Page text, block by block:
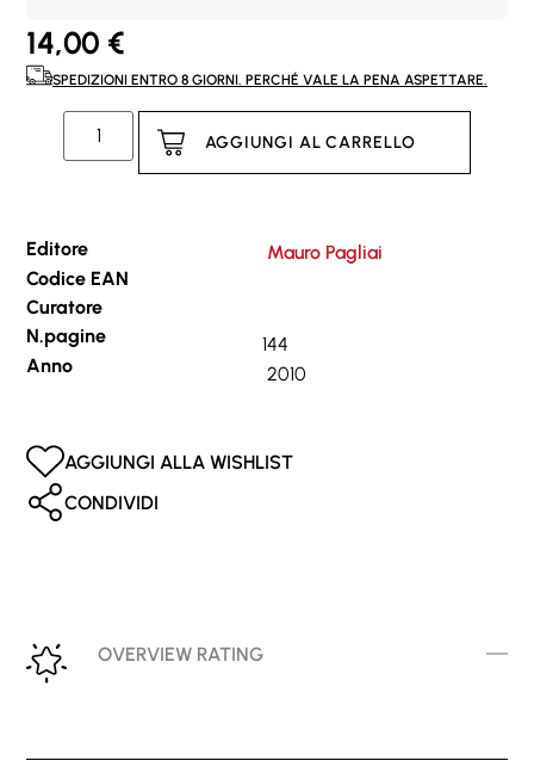
14,00 €
SPEDIZIONI ENTRO 8 GIORNI. PERCHÉ VALE LA PENA ASPETTARE.
AGGIUNGI AL CARRELLO
Editore
Mauro Pagliai
Codice EAN
Curatore
N.pagine
144
Anno
2010
AGGIUNGI ALLA WISHLIST
CONDIVIDI
OVERVIEW RATING